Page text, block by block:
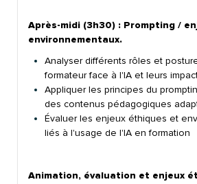
Après-midi (3h30) : Prompting /
environnementaux.
Analyser différents rôles et
formateur face à l'IA et leurs
Appliquer les principes du
des contenus pédagogiques
Évaluer les enjeux éthiques et
liés à l'usage de l'IA en formation
Animation, évaluation et enjeux